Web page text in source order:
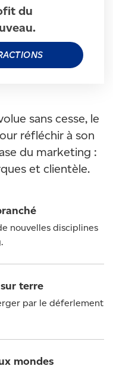
du
sans cesse, le
réfléchir à son
du marketing :
et clientèle.
nouvelles disciplines
terre
par le déferlement
mondes